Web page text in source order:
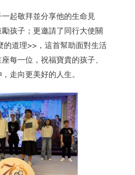
起敬拜並分享他的生命見
孩子；更邀請了同行大使關
的道理>>，這首幫助面對生活
每一位，祝福寶貴的孩子、
走向更美好的人生。